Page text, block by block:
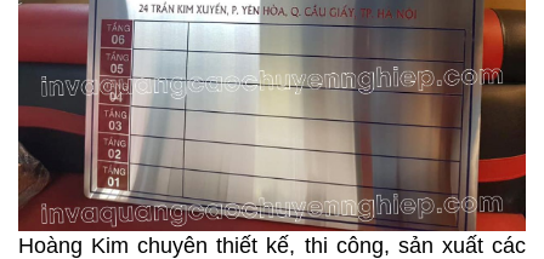
Hoàng Kim chuyên thiết kế, thi công, sản xuất các